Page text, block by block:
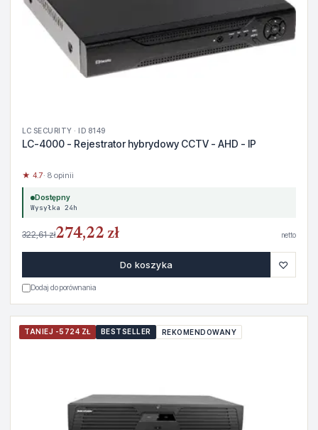
LC SECURITY · ID 8149
LC-4000 - Rejestrator hybrydowy CCTV - AHD - IP
★ 4.7· 8 opinii
Dostępny
Wysyłka 24h
322,61 zł274,22 zł netto
Do koszyka ♡
Dodaj do porównania
TANIEJ -5724 ZŁ BESTSELLER REKOMENDOWANY